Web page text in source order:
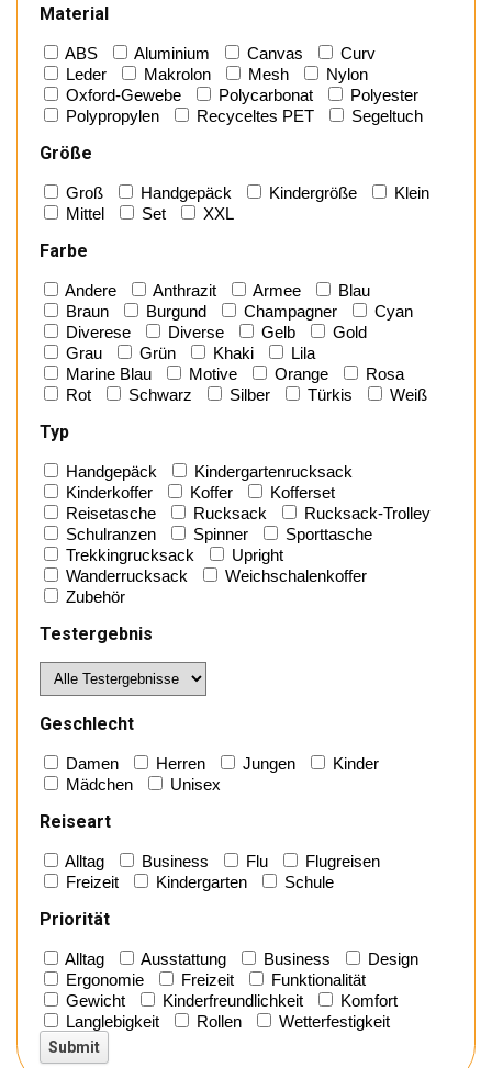
Material
ABS Aluminium Canvas
Curv
Leder
Makrolon Mesh
Nylon
Oxford-Gewebe
Polycarbonat
Polyester
Polypropylen
Recyceltes PET Segeltuch
Größe
Groß Handgepäck Kindergröße
Klein
Mittel
Set XXL
Farbe
Andere Anthrazit Armee
Blau
Braun
Burgund Champagner
Cyan
Diverese
Diverse Gelb
Gold
Grau
Grün Khaki
Lila
Marine Blau
Motive Orange
Rosa
Rot
Schwarz Silber Türkis Weiß
Typ
Handgepäck
Kindergartenrucksack
Kinderkoffer
Koffer
Kofferset
Reisetasche
Rucksack
Rucksack-Trolley
Schulranzen
Spinner
Sporttasche
Trekkingrucksack
Upright
Wanderrucksack
Weichschalenkoffer
Zubehör
Testergebnis
Geschlecht
Damen Herren Jungen
Kinder
Mädchen
Unisex
Reiseart
Alltag Business Flu
Flugreisen
Freizeit
Kindergarten Schule
Priorität
Alltag Ausstattung Business
Design
Ergonomie
Freizeit
Funktionalität
Gewicht
Kinderfreundlichkeit
Komfort
Langlebigkeit
Rollen Wetterfestigkeit